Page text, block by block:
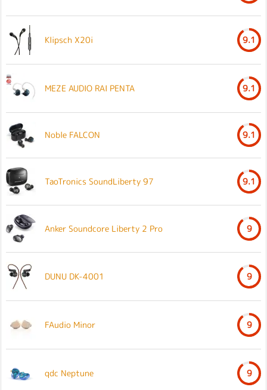
Klipsch X20i 9.1
MEZE AUDIO RAI PENTA 9.1
Noble FALCON 9.1
TaoTronics SoundLiberty 97 9.1
Anker Soundcore Liberty 2 Pro 9
DUNU DK-4001 9
FAudio Minor 9
qdc Neptune 9